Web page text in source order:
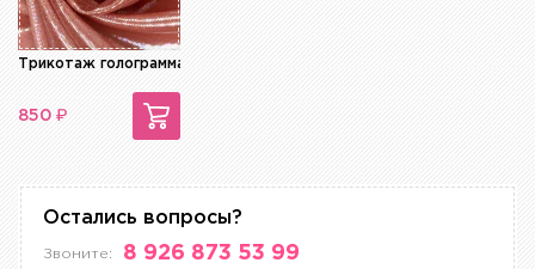
Трикотаж голограмма
850 ₽
Остались вопросы?
Звоните: 8 926 873 53 99